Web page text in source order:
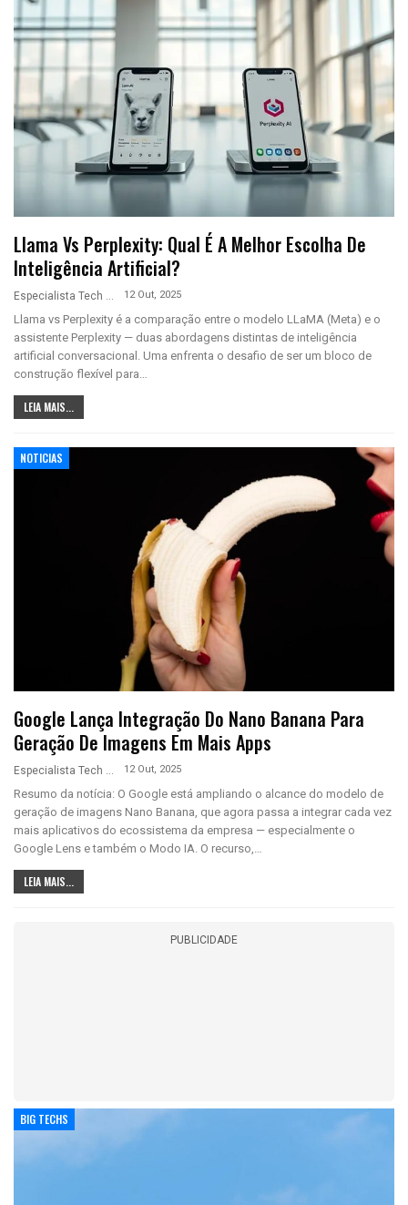
Llama Vs Perplexity: Qual É A Melhor Escolha De
Inteligência Artificial?
Especialista Tech 12 Out, 2025
Llama vs Perplexity é a comparação entre o modelo LLaMA (Meta) e o
assistente Perplexity — duas abordagens distintas de inteligência
artificial conversacional. Uma enfrenta o desafio de ser um bloco de
construção flexível para…
LEIA MAIS...
NOTICIAS
Google Lança Integração Do Nano Banana Para
Geração De Imagens Em Mais Apps
12 Out, 2025
Resumo da notícia: O Google está ampliando o alcance do modelo de
geração de imagens Nano Banana, que agora passa a integrar cada vez
mais aplicativos do ecossistema da empresa — especialmente o
Google Lens e também o Modo IA. O recurso,
LEIA MAIS...
PUBLICIDADE
BIG TECHS